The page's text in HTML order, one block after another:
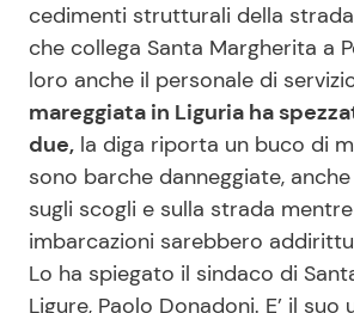
Salute
Viaggi e Turismo
Festività
Seguici
cedimenti strutturali della
che collega Santa Margherita a
loro anche il personale di
mareggiata in Liguria ha
due, la diga riporta un buco di
sono barche danneggiate,
sugli scogli e sulla strada
imbarcazioni sarebbero
Lo ha spiegato il sindaco di
Ligure, Paolo Donadoni. E’ il